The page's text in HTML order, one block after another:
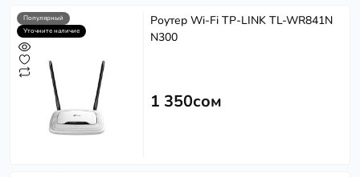
Популярный
Уточните наличие
Роутер Wi-Fi TP-LINK TL-WR841N
N300
1 350сом